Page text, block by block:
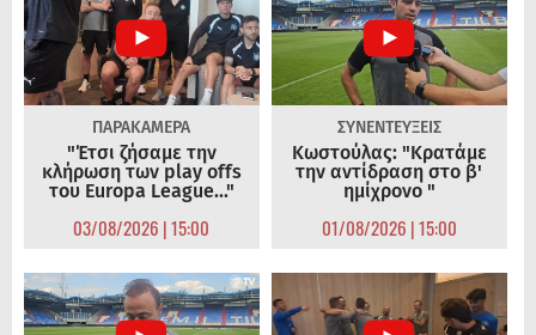
ΠΑΡΑΚΑΜΕΡΑ
"Έτσι ζήσαμε την
κλήρωση των play offs
του Europa League..."
03/08/2026 | 15:00
ΣΥΝΕΝΤΕΥΞΕΙΣ
Κωστούλας: "Κρατάμε
την αντίδραση στο β'
ημίχρονο "
01/08/2026 | 15:00